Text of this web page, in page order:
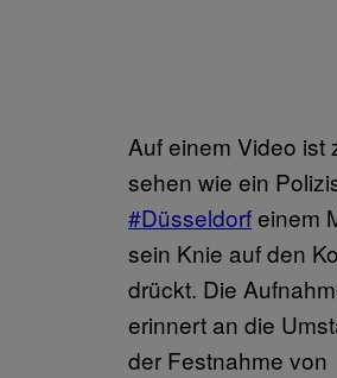
Auf einem Video ist
sehen wie ein
#Düsseldorfeinem
sein Knie auf den
drückt. Die
erinnert an die
der Festnahme von